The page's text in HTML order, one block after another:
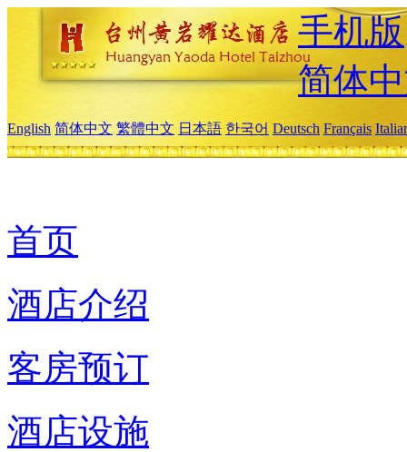
手机版
简体
English 简体中文 繁體中文 日本語 한국어 Deutsch Français
首页
酒店介绍
客房预订
酒店设施